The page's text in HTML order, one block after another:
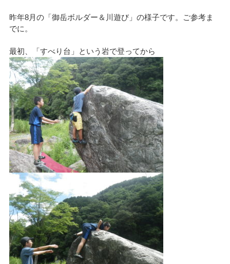
昨年8月の「御岳ボルダー＆川遊び」の様子です。ご参考ま
でに。
最初、「すべり台」という岩で登ってから